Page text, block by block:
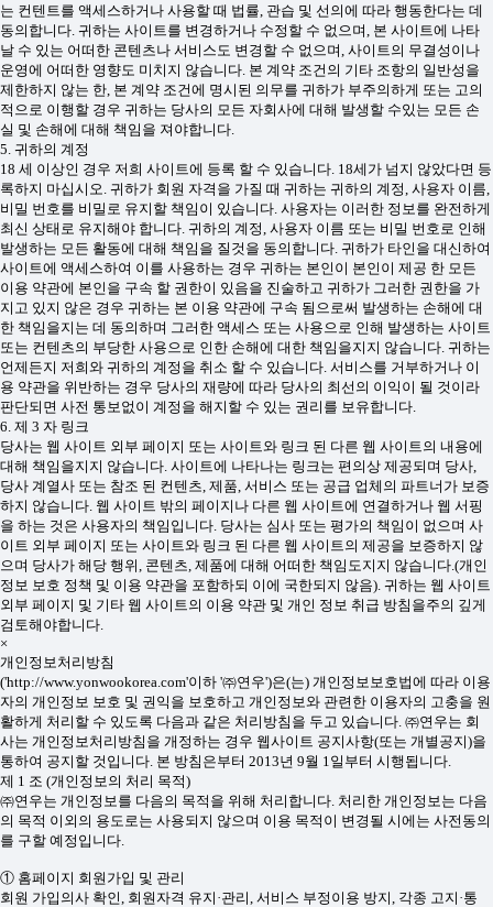
는 컨텐트를 액세스하거나 사용할 때 법률, 관습 및 선의에 따라 행동한다는 데
동의합니다. 귀하는 사이트를 변경하거나 수정할 수 없으며, 본 사이트에 나타
날 수 있는 어떠한 콘텐츠나 서비스도 변경할 수 없으며, 사이트의 무결성이나
운영에 어떠한 영향도 미치지 않습니다. 본 계약 조건의 기타 조항의 일반성을
제한하지 않는 한, 본 계약 조건에 명시된 의무를 귀하가 부주의하게 또는 고의
적으로 이행할 경우 귀하는 당사의 모든 자회사에 대해 발생할 수있는 모든 손
실 및 손해에 대해 책임을 져야합니다.
5. 귀하의 계정
18 세 이상인 경우 저희 사이트에 등록 할 수 있습니다. 18세가 넘지 않았다면 등
록하지 마십시오. 귀하가 회원 자격을 가질 때 귀하는 귀하의 계정, 사용자 이름,
비밀 번호를 비밀로 유지할 책임이 있습니다. 사용자는 이러한 정보를 완전하게
최신 상태로 유지해야 합니다. 귀하의 계정, 사용자 이름 또는 비밀 번호로 인해
발생하는 모든 활동에 대해 책임을 질것을 동의합니다. 귀하가 타인을 대신하여
사이트에 액세스하여 이를 사용하는 경우 귀하는 본인이 본인이 제공 한 모든
이용 약관에 본인을 구속 할 권한이 있음을 진술하고 귀하가 그러한 권한을 가
지고 있지 않은 경우 귀하는 본 이용 약관에 구속 됨으로써 발생하는 손해에 대
한 책임을지는 데 동의하며 그러한 액세스 또는 사용으로 인해 발생하는 사이트
또는 컨텐츠의 부당한 사용으로 인한 손해에 대한 책임을지지 않습니다. 귀하는
언제든지 저희와 귀하의 계정을 취소 할 수 있습니다. 서비스를 거부하거나 이
용 약관을 위반하는 경우 당사의 재량에 따라 당사의 최선의 이익이 될 것이라
판단되면 사전 통보없이 계정을 해지할 수 있는 권리를 보유합니다.
6. 제 3 자 링크
당사는 웹 사이트 외부 페이지 또는 사이트와 링크 된 다른 웹 사이트의 내용에
대해 책임을지지 않습니다. 사이트에 나타나는 링크는 편의상 제공되며 당사,
당사 계열사 또는 참조 된 컨텐츠, 제품, 서비스 또는 공급 업체의 파트너가 보증
하지 않습니다. 웹 사이트 밖의 페이지나 다른 웹 사이트에 연결하거나 웹 서핑
을 하는 것은 사용자의 책임입니다. 당사는 심사 또는 평가의 책임이 없으며 사
이트 외부 페이지 또는 사이트와 링크 된 다른 웹 사이트의 제공을 보증하지 않
으며 당사가 해당 행위, 콘텐츠, 제품에 대해 어떠한 책임도지지 않습니다.(개인
정보 보호 정책 및 이용 약관을 포함하되 이에 국한되지 않음). 귀하는 웹 사이트
외부 페이지 및 기타 웹 사이트의 이용 약관 및 개인 정보 취급 방침을주의 깊게
검토해야합니다.
×
개인정보처리방침
('http://www.yonwookorea.com'이하 '㈜연우')은(는) 개인정보보호법에 따라 이용
자의 개인정보 보호 및 권익을 보호하고 개인정보와 관련한 이용자의 고충을 원
활하게 처리할 수 있도록 다음과 같은 처리방침을 두고 있습니다. ㈜연우는 회
사는 개인정보처리방침을 개정하는 경우 웹사이트 공지사항(또는 개별공지)을
통하여 공지할 것입니다. 본 방침은부터 2013년 9월 1일부터 시행됩니다.
제 1 조 (개인정보의 처리 목적)
㈜연우는 개인정보를 다음의 목적을 위해 처리합니다. 처리한 개인정보는 다음
의 목적 이외의 용도로는 사용되지 않으며 이용 목적이 변경될 시에는 사전동의
를 구할 예정입니다.
① 홈페이지 회원가입 및 관리
회원 가입의사 확인, 회원자격 유지·관리, 서비스 부정이용 방지, 각종 고지·통